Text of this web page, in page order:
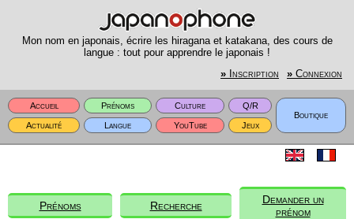
Mon nom en japonais, écrire les hiragana et katakana, des cours de
langue : tout pour apprendre le japonais !
» Inscription » Connexion
Accueil Prénoms Culture
Q/R
Boutique
Actualité
Langue YouTube Jeux
Prénoms Recherche
Demander un
prénom